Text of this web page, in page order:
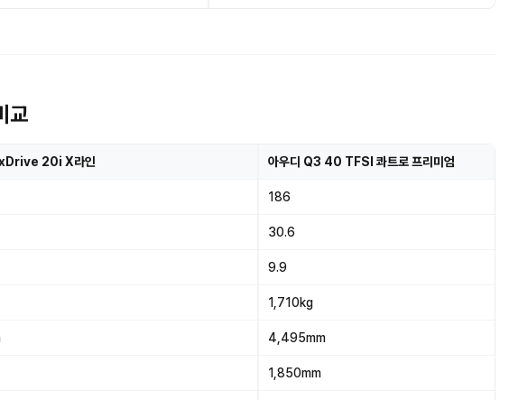
교
20i X라인 아우디 Q3 40 TFSI 콰트로 프리미엄
186
30.6
9.9
1,710kg
4,495mm
1,850mm